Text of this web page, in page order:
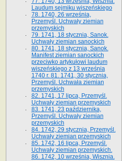
Laudum sejmiku wiszeńskiego
78. 1740, 26 września,
Przemyśl. Uchwały ziemian
przemyskich
79. 1741, 18 stycznia, Sanok.
Uchwały ziemian sanockich
80. 1741, 18 stycznia, Sanok.
Manifest ziemian sanockich
przeciwko artykułowi laudum
wiszeńskiego z 13 wrze­śnia
1740 r. 81. 1741, 30 stycznia,
Przemyśl. Uchwała ziemian
przemyskich
82. 1741, 17 lipca, Przemyśl.
Uchwały ziemian przemyskich
83. 1741, 23 października,
Przemyśl. Uchwały ziemian
przemyskich
84. 1742, 29 stycznia, Przemyśl.
Uchwały ziemian przemyskich
85. 1742, 16 lipca, Przemyśl.
Uchwały ziemian przemyskich.
86. 1742, 10 września, Wisznia.